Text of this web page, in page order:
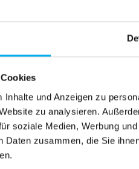
und Anzeigen zu
zu analysieren.
soziale Medien, Werbung
Daten zusammen, die Sie